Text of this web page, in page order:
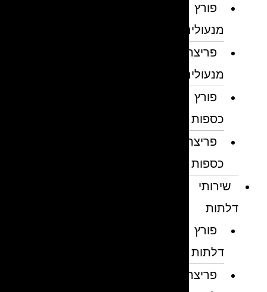
פורץ
מנעולים
פריצת
מנעולים
פורץ
כספות
פריצת
כספות
שירותי
דלתות
פורץ
דלתות
פריצת